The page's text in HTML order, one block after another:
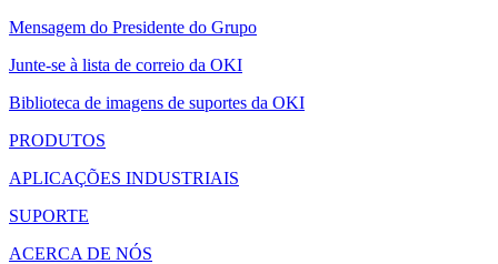
Mensagem do Presidente do Grupo
Junte-se à lista de correio da OKI
Biblioteca de imagens de suportes da OKI
PRODUTOS
APLICAÇÕES INDUSTRIAIS
SUPORTE
ACERCA DE NÓS